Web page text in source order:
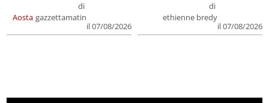
Aosta
di
gazzettamatin
il 07/08/2026
di
ethienne bredy
il 07/08/2026